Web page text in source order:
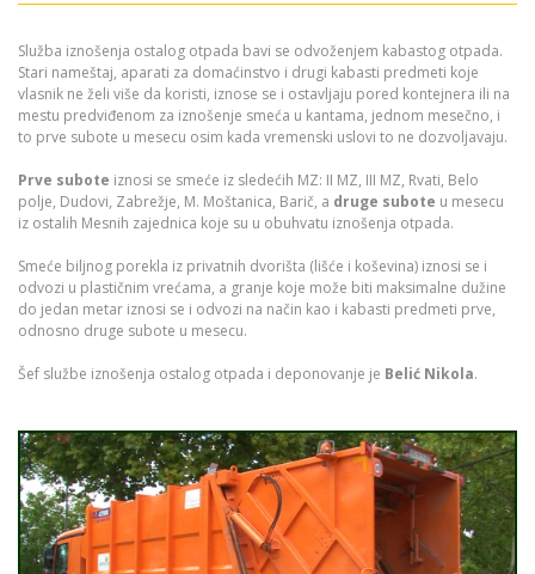
Služba iznošenja ostalog otpada bavi se odvoženjem kabastog otpada.
Stari nameštaj, aparati za domaćinstvo i drugi kabasti predmeti koje
vlasnik ne želi više da koristi, iznose se i ostavljaju pored kontejnera ili na
mestu predviđenom za iznošenje smeća u kantama, jednom mesečno, i
to prve subote u mesecu osim kada vremenski uslovi to ne dozvoljavaju.
Prve subote iznosi se smeće iz sledećih MZ: II MZ, III MZ, Rvati, Belo
polje, Dudovi, Zabrežje, M. Moštanica, Barič, a druge subote u mesecu
iz ostalih Mesnih zajednica koje su u obuhvatu iznošenja otpada.
Smeće biljnog porekla iz privatnih dvorišta (lišće i koševina) iznosi se i
odvozi u plastičnim vrećama, a granje koje može biti maksimalne dužine
do jedan metar iznosi se i odvozi na način kao i kabasti predmeti prve,
odnosno druge subote u mesecu.
Šef službe iznošenja ostalog otpada i deponovanje je Belić Nikola.